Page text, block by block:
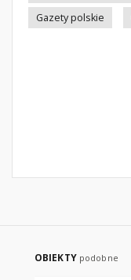
Gazety polskie
OBIEKTY podobne